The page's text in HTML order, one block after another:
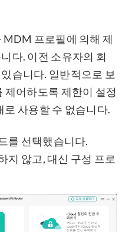
프로필에 의해 제
다. 이전 소유자의 회
습니다. 일반적으로 보
제어하도록 제한이 설정
사용할 수 없습니다.
를 선택했습니다.
지 않고, 대신 구성 프로